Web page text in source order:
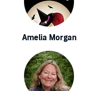
Amelia Morgan